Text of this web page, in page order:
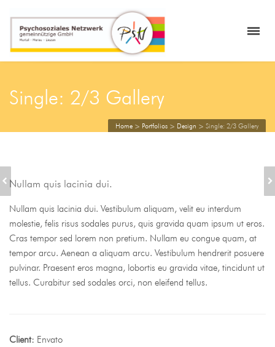
Single: 2/3 Gallery
Home > Portfolios > Design > Single: 2/3 Gallery
Nullam quis lacinia dui.
Nullam quis lacinia dui. Vestibulum aliquam, velit eu interdum
molestie, felis risus sodales purus, quis gravida quam ipsum ut eros.
Cras tempor sed lorem non pretium. Nullam eu congue quam, at
tempor arcu. Aenean a aliquam arcu. Vestibulum hendrerit posuere
pulvinar. Praesent eros magna, lobortis eu gravida vitae, tincidunt ut
tellus. Curabitur sed sodales orci, non eleifend tellus.
Client: Envato
GALLERY